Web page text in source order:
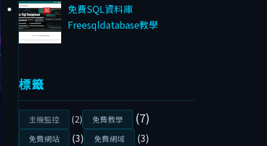
免費SQL資料庫
Freesqldatabase教學
標籤
主機監控 (2) 免費教學 (7)
免費網站 (3) 免費網域 (3)